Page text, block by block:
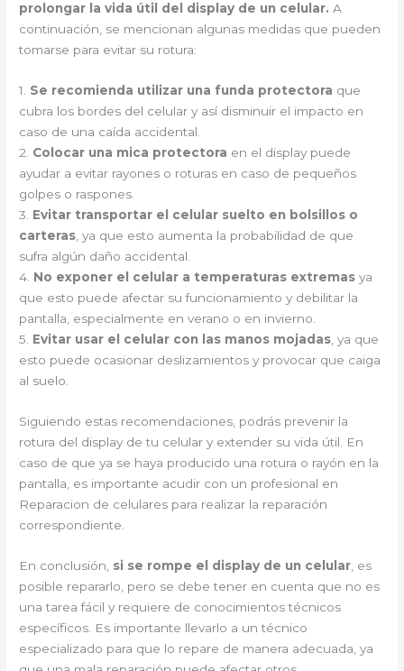
prolongar la vida útil del display de un celular. A
continuación, se mencionan algunas medidas que pueden
tomarse para evitar su rotura:
1. Se recomienda utilizar una funda protectora que
cubra los bordes del celular y así disminuir el impacto en
caso de una caída accidental.
2. Colocar una mica protectora en el display puede
ayudar a evitar rayones o roturas en caso de pequeños
golpes o raspones.
3. Evitar transportar el celular suelto en bolsillos o
carteras, ya que esto aumenta la probabilidad de que
sufra algún daño accidental.
4. No exponer el celular a temperaturas extremas ya
que esto puede afectar su funcionamiento y debilitar la
pantalla, especialmente en verano o en invierno.
5. Evitar usar el celular con las manos mojadas, ya que
esto puede ocasionar deslizamientos y provocar que caiga
al suelo.
Siguiendo estas recomendaciones, podrás prevenir la
rotura del display de tu celular y extender su vida útil. En
caso de que ya se haya producido una rotura o rayón en la
pantalla, es importante acudir con un profesional en
Reparacion de celulares para realizar la reparación
correspondiente.
En conclusión, si se rompe el display de un celular , es
posible repararlo, pero se debe tener en cuenta que no es
una tarea fácil y requiere de conocimientos técnicos
específicos. Es importante llevarlo a un técnico
especializado para que lo repare de manera adecuada, ya